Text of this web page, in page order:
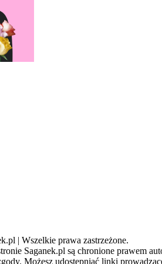
| Wszelkie prawa zastrzeżone.
Saganek.pl są chronione prawem
Możesz udostępniać linki